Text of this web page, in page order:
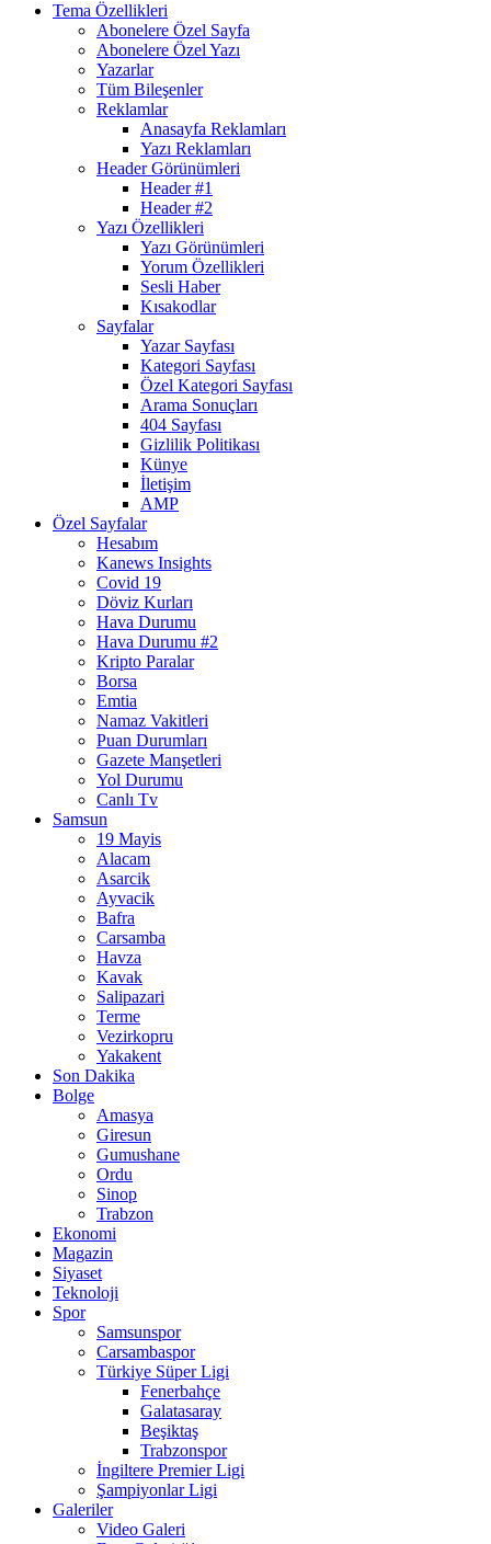
Tema Özellikleri
Abonelere Özel Sayfa
Abonelere Özel Yazı
Yazarlar
Tüm Bileşenler
Reklamlar
Anasayfa Reklamları
Yazı Reklamları
Header Görünümleri
Header #1
Header #2
Yazı Özellikleri
Yazı Görünümleri
Yorum Özellikleri
Sesli Haber
Kısakodlar
Sayfalar
Yazar Sayfası
Kategori Sayfası
Özel Kategori Sayfası
Arama Sonuçları
404 Sayfası
Gizlilik Politikası
Künye
İletişim
AMP
Özel Sayfalar
Hesabım
Kanews Insights
Covid 19
Döviz Kurları
Hava Durumu
Hava Durumu #2
Kripto Paralar
Borsa
Emtia
Namaz Vakitleri
Puan Durumları
Gazete Manşetleri
Yol Durumu
Canlı Tv
Samsun
19 Mayis
Alacam
Asarcik
Ayvacik
Bafra
Carsamba
Havza
Kavak
Salipazari
Terme
Vezirkopru
Yakakent
Son Dakika
Bolge
Amasya
Giresun
Gumushane
Ordu
Sinop
Trabzon
Ekonomi
Magazin
Siyaset
Teknoloji
Spor
Samsunspor
Carsambaspor
Türkiye Süper Ligi
Fenerbahçe
Galatasaray
Beşiktaş
Trabzonspor
İngiltere Premier Ligi
Şampiyonlar Ligi
Galeriler
Video Galeri